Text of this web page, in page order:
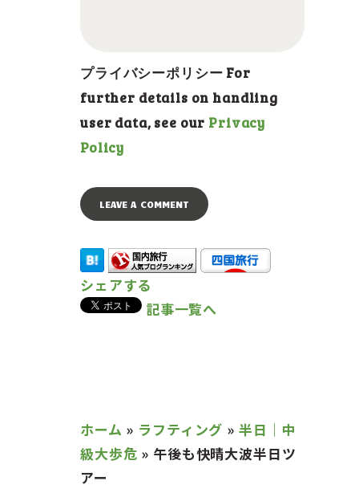
プライバシーポリシー For
further details on handling
user data, see our Privacy
Policy
シェアする
記事一覧へ
ホーム » ラフティング » 半日｜中
級大歩危 » 午後も快晴大波半日ツ
アー